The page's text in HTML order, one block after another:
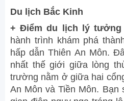
Du lịch Bắc Kinh
+ Điểm du lịch lý tưởng
hành trình khám phá
hấp dẫn Thiên An Môn.
nhất thế giới giữa lòng
trường nằm ở giữa hai
An Môn và Tiền Môn. Bạn